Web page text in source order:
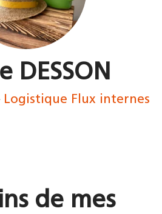
DESSON
Logistique Flux internes
de mes